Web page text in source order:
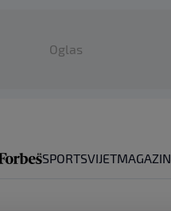
Oglas
SPORTSVIJETMAGAZIN